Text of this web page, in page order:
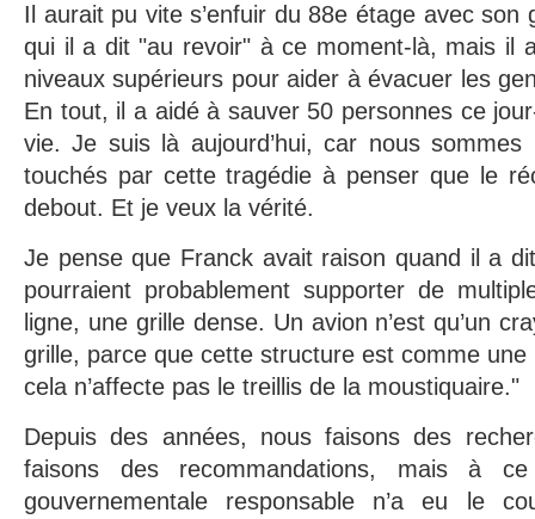
Il aurait pu vite s’enfuir du 88e étage avec
qui il a dit "au revoir" à ce moment-là, mais il
niveaux supérieurs pour aider à évacuer les
En tout, il a aidé à sauver 50 personnes ce
vie. Je suis là aujourd’hui, car nous sommes
touchés par cette tragédie à penser que le
debout. Et je veux la vérité.
Je pense que Franck avait raison quand il a
pourraient probablement supporter de
ligne, une grille dense. Un avion n’est qu’un
grille, parce que cette structure est comme
cela n’affecte pas le treillis de la moustiquaire."
Depuis des années, nous faisons des
faisons des recommandations, mais à
gouvernementale responsable n’a eu le